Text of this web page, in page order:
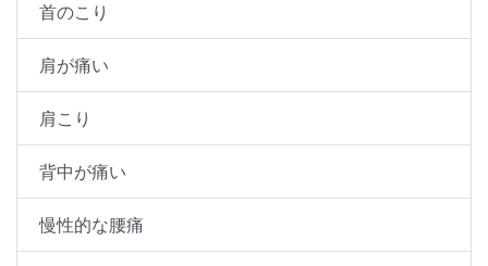
首のこり
肩が痛い
肩こり
背中が痛い
慢性的な腰痛